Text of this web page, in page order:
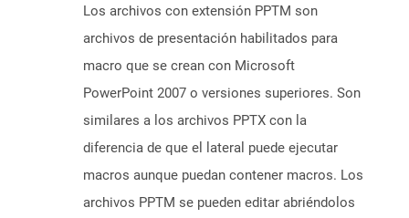
Los archivos con extensión PPTM son
archivos de presentación habilitados para
macro que se crean con Microsoft
PowerPoint 2007 o versiones superiores. Son
similares a los archivos PPTX con la
diferencia de que el lateral puede ejecutar
macros aunque puedan contener macros. Los
archivos PPTM se pueden editar abriéndolos